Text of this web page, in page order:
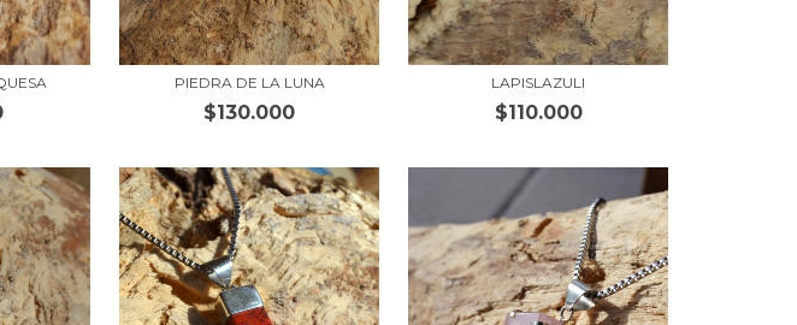
PIEDRA DE LA LUNA
$130.000
LAPISLAZULI
$110.000